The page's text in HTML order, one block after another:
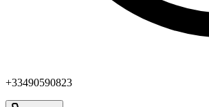
+33490590823